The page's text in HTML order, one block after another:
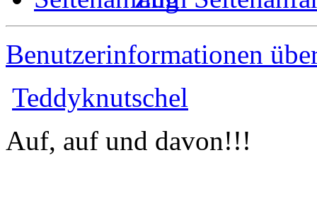
Benutzerinformationen
Teddyknutschel
Auf, auf und davon!!!